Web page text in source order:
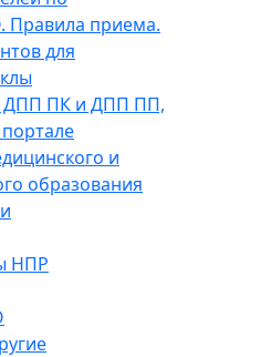
приема.
для
ДПП ПК и ДПП ПП,
и
образования
НПР